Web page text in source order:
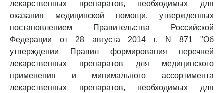
лекарственных препаратов, необходимых для
оказания медицинской помощи, утвержденных
постановлением Правительства Российской
Федерации от 28 августа 2014 г. N 871 "Об
утверждении Правил формирования перечней
лекарственных препаратов для медицинского
применения и минимального ассортимента
лекарственных препаратов, необходимых для